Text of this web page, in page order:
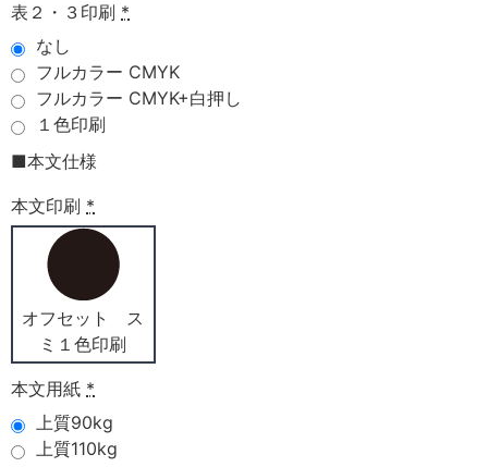
表２・３印刷 *
なし
フルカラー CMYK
フルカラー CMYK+白押し
１色印刷
■本文仕様
本文印刷 *
オフセット ス
ミ１色印刷
本文用紙 *
上質90kg
上質110kg